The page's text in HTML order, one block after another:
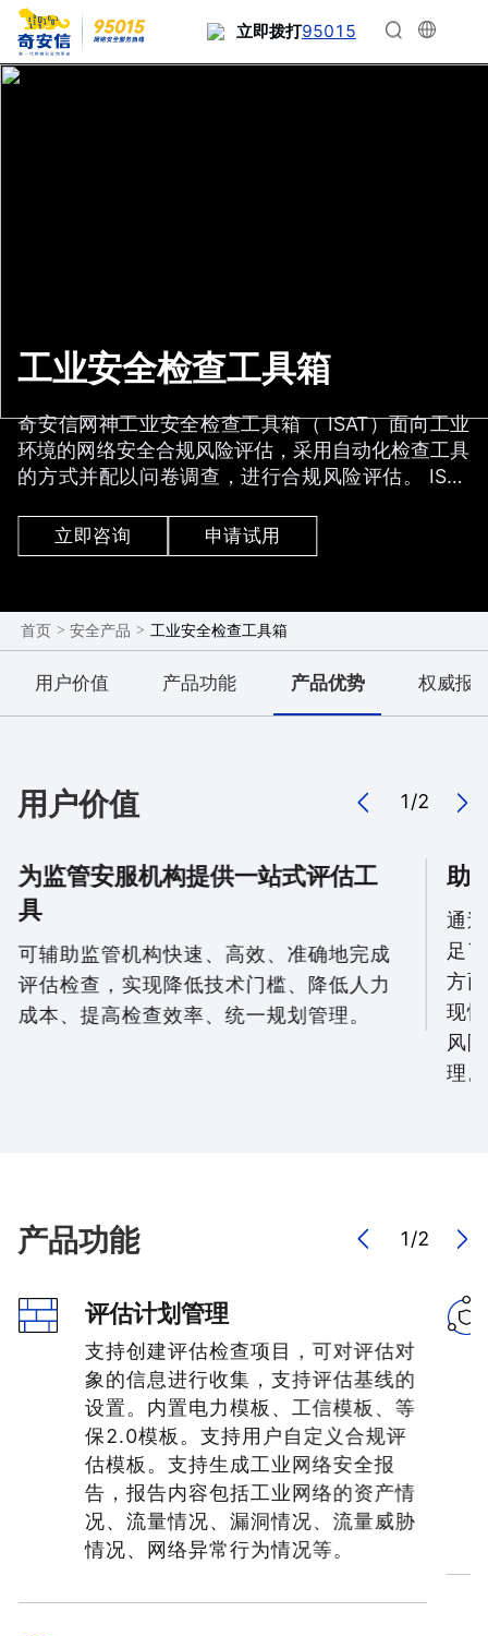
立即拨打95015
工业安全检查工具箱
奇安信网神工业安全检查工具箱（ ISAT）面向工业
环境的网络安全合规风险评估，采用自动化检查工具
的方式并配以问卷调查，进行合规风险评估。 ISAT
产自动识别、漏洞无损发现、威胁实时检测、异常行
为分析、工业协议审计等核心功能，并为客户提供标
客户快速分析业务现状，评估工业网络安全风险。
立即咨询 申请试用
首页 > 安全产品 > 工业安全检查工具箱
用户价值 产品功能 产品优势 权威报
用户价值 1/2
为监管安服机构提供一站式评估工
具
可辅助监管机构快速、高效、准确地完成
评估检查，实现降低技术门槛、降低人力
成本、提高检查效率、统一规划管理。
助
通
足
方
现
风
理。
产品功能 1/2
评估计划管理
支持创建评估检查项目，可对评估对
象的信息进行收集，支持评估基线的
设置。内置电力模板、工信模板、等
保2.0模板。支持用户自定义合规评
估模板。支持生成工业网络安全报
告，报告内容包括工业网络的资产情
况、流量情况、漏洞情况、流量威胁
情况、网络异常行为情况等。